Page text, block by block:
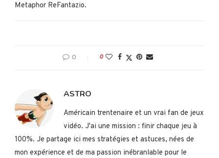
Metaphor ReFantazio.
0 0
ASTRO
Américain trentenaire et un vrai fan de jeux
vidéo. J'ai une mission : finir chaque jeu à
100%. Je partage ici mes stratégies et astuces, nées de
mon expérience et de ma passion inébranlable pour le